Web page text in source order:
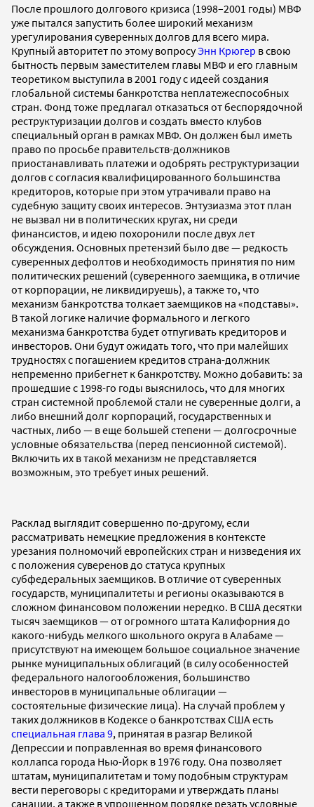
После прошлого долгового кризиса (1998–2001 годы) МВФ
уже пытался запустить более широкий механизм
урегулирования суверенных долгов для всего мира.
Крупный авторитет по этому вопросуЭнн Крюгер в свою
бытность первым заместителем главы МВФ и его главным
теоретиком выступила в 2001 году с идеей создания
глобальной системы банкротства неплатежеспособных
стран. Фонд тоже предлагал отказаться от беспорядочной
реструктуризации долгов и создать вместо клубов
специальный орган в рамках МВФ. Он должен был иметь
право по просьбе правительств-должников
приостанавливать платежи и одобрять реструктуризации
долгов с согласия квалифицированного большинства
кредиторов, которые при этом утрачивали право на
судебную защиту своих интересов. Энтузиазма этот план
не вызвал ни в политических кругах, ни среди
финансистов, и идею похоронили после двух лет
обсуждения. Основных претензий было две — редкость
суверенных дефолтов и необходимость принятия по ним
политических решений (суверенного заемщика, в отличие
от корпорации, не ликвидируешь), а также то, что
механизм банкротства толкает заемщиков на «подставы».
В такой логике наличие формального и легкого
механизма банкротства будет отпугивать кредиторов и
инвесторов. Они будут ожидать того, что при малейших
трудностях с погашением кредитов страна-должник
непременно прибегнет к банкротству. Можно добавить: за
прошедшие с 1998-го годы выяснилось, что для многих
стран системной проблемой стали не суверенные долги, а
либо внешний долг корпораций, государственных и
частных, либо — в еще большей степени — долгосрочные
условные обязательства (перед пенсионной системой).
Включить их в такой механизм не представляется
возможным, это требует иных решений.
Расклад выглядит совершенно по-другому, если
рассматривать немецкие предложения в контексте
урезания полномочий европейских стран и низведения их
с положения суверенов до статуса крупных
субфедеральных заемщиков. В отличие от суверенных
государств, муниципалитеты и регионы оказываются в
сложном финансовом положении нередко. В США десятки
тысяч заемщиков — от огромного штата Калифорния до
какого-нибудь мелкого школьного округа в Алабаме —
присутствуют на имеющем большое социальное значение
рынке муниципальных облигаций (в силу особенностей
федерального налогообложения, большинство
инвесторов в муниципальные облигации —
состоятельные физические лица). На случай проблем у
таких должников в Кодексе о банкротствах США есть
специальная глава 9, принятая в разгар Великой
Депрессии и поправленная во время финансового
коллапса города Нью-Йорк в 1976 году. Она позволяет
штатам, муниципалитетам и тому подобным структурам
вести переговоры с кредиторами и утверждать планы
санации, а также в упрощенном порядке резать условные